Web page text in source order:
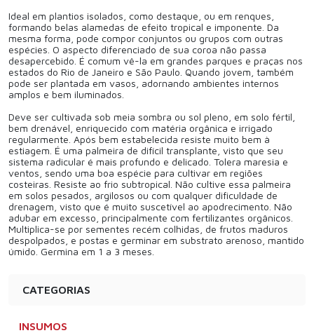
CATEGORIAS
INSUMOS
Ideal em plantios isolados, como destaque, ou em renques,
formando belas alamedas de efeito tropical e imponente. Da
mesma forma, pode compor conjuntos ou grupos com outras
espécies. O aspecto diferenciado de sua coroa não passa
desapercebido. É comum vê-la em grandes parques e praças nos
estados do Rio de Janeiro e São Paulo. Quando jovem, também
pode ser plantada em vasos, adornando ambientes internos
amplos e bem iluminados.
Deve ser cultivada sob meia sombra ou sol pleno, em solo fértil,
bem drenável, enriquecido com matéria orgânica e irrigado
regularmente. Após bem estabelecida resiste muito bem à
estiagem. É uma palmeira de difícil transplante, visto que seu
sistema radicular é mais profundo e delicado. Tolera maresia e
ventos, sendo uma boa espécie para cultivar em regiões
costeiras. Resiste ao frio subtropical. Não cultive essa palmeira
em solos pesados, argilosos ou com qualquer dificuldade de
drenagem, visto que é muito suscetível ao apodrecimento. Não
adubar em excesso, principalmente com fertilizantes orgânicos.
Multiplica-se por sementes recém colhidas, de frutos maduros
despolpados, e postas e germinar em substrato arenoso, mantido
úmido. Germina em 1 a 3 meses.